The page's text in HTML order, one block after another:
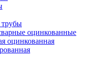
оцинкованные
оцинкованная